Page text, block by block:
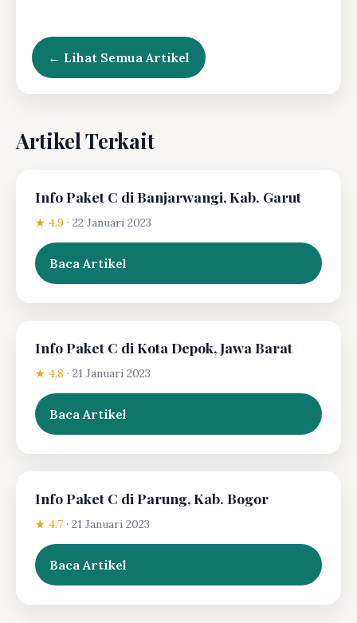
← Lihat Semua Artikel
Artikel Terkait
Info Paket C di Banjarwangi, Kab. Garut
★ 4.9 · 22 Januari 2023
Baca Artikel
Info Paket C di Kota Depok, Jawa Barat
★ 4.8 · 21 Januari 2023
Baca Artikel
Info Paket C di Parung, Kab. Bogor
★ 4.7 · 21 Januari 2023
Baca Artikel